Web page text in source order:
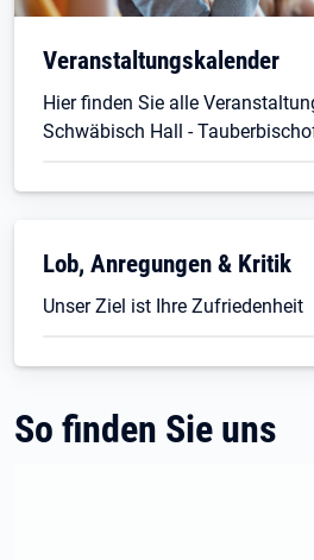
Veranstaltungskalender
Hier finden Sie alle
Schwäbisch Hall -
Lob, Anregungen & Kritik
Unser Ziel ist Ihre Zufriedenheit
So finden Sie uns